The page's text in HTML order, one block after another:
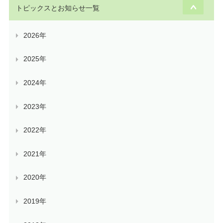
トピックスとお知らせ一覧
2026年
2025年
2024年
2023年
2022年
2021年
2020年
2019年